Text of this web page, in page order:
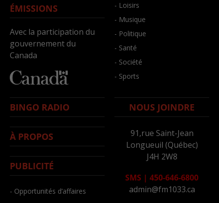
ÉMISSIONS
Avec la participation du
gouvernement du
Canada
- Loisirs
- Musique
- Politique
- Santé
- Société
- Sports
BINGO RADIO
À PROPOS
PUBLICITÉ
- Opportunités d’affaires
NOUS JOINDRE
91,rue Saint-Jean
Longueuil (Québec)
J4H 2W8
SMS | 450-646-6800
admin@fm1033.ca